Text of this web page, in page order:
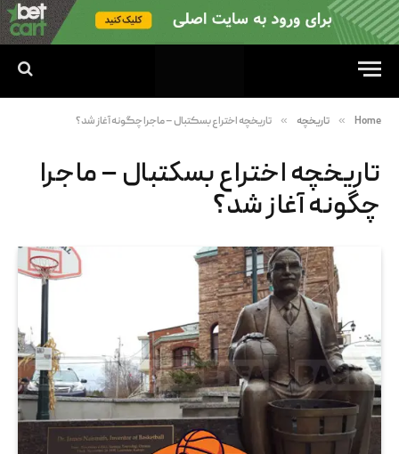
Home
» تاریخچه » تاریخچه اختراع بسکتبال – ماجرا چگونه آغاز شد؟
تاریخچه اختراع بسکتبال – ماجرا
چگونه آغاز شد؟